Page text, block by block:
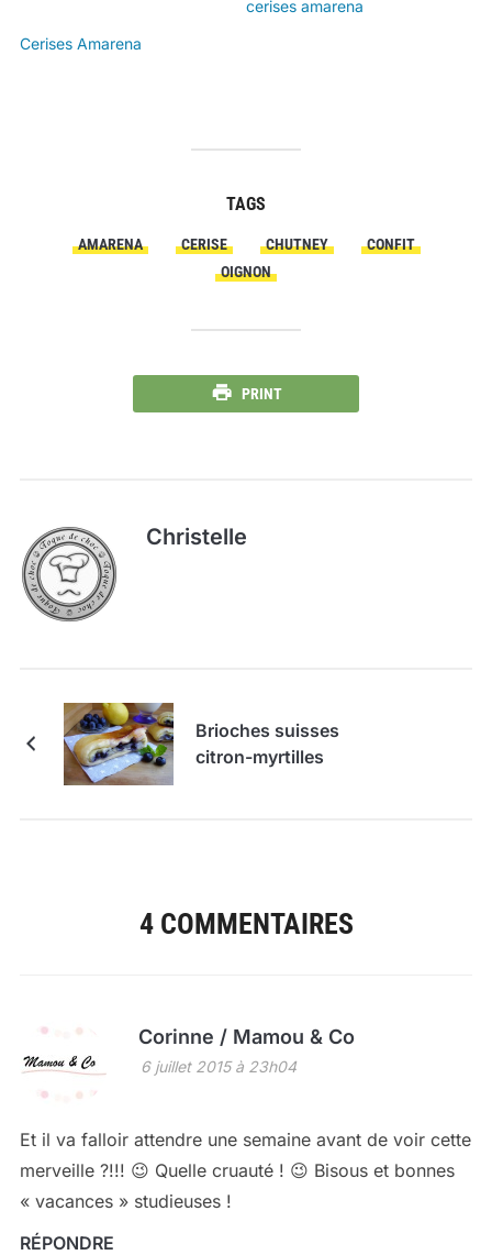
cerises amarena
Cerises Amarena
TAGS
AMARENA CERISE CHUTNEY
CONFIT
OIGNON
PRINT
Christelle
Brioches suisses
citron-myrtilles
4 COMMENTAIRES
Corinne / Mamou & Co
6 juillet 2015 à 23h04
Et il va falloir attendre une semaine avant de voir cette
merveille ?!!! 😉 Quelle cruauté ! 😉 Bisous et bonnes
« vacances » studieuses !
RÉPONDRE